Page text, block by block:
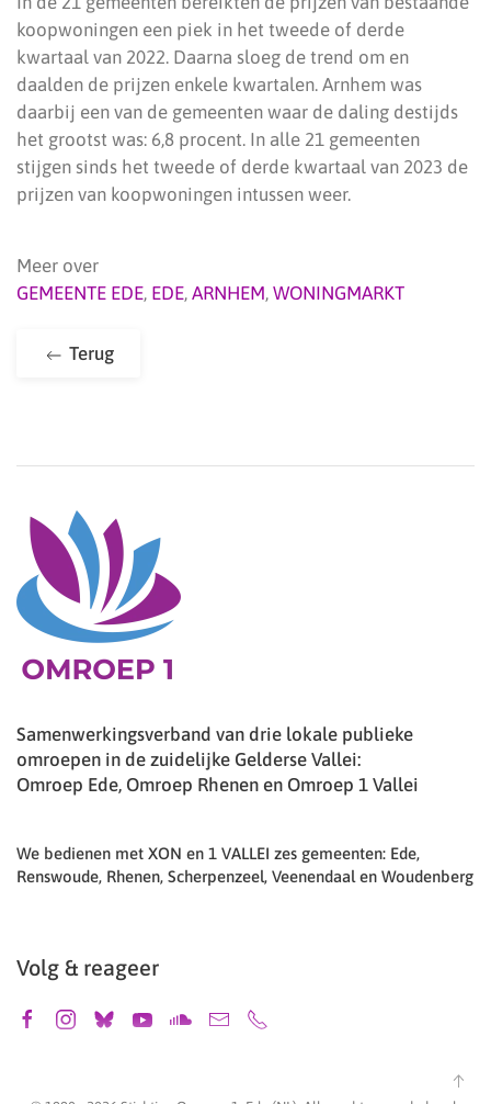
koopwoningen een piek in het tweede of derde
kwartaal van 2022. Daarna sloeg de trend om en
daalden de prijzen enkele kwartalen. Arnhem was
daarbij een van de gemeenten waar de daling destijds
het grootst was: 6,8 procent. In alle 21 gemeenten
stijgen sinds het tweede of derde kwartaal van 2023 de
prijzen van koopwoningen intussen weer.
Meer over
GEMEENTE EDE, EDE, ARNHEM, WONINGMARKT
Terug
Samenwerkingsverband van drie lokale publieke
omroepen in de zuidelijke Gelderse Vallei:
Omroep Ede, Omroep Rhenen en Omroep 1 Vallei
We bedienen met XON en 1 VALLEI zes gemeenten: Ede,
Renswoude, Rhenen, Scherpenzeel, Veenendaal en Woudenberg
Volg & reageer